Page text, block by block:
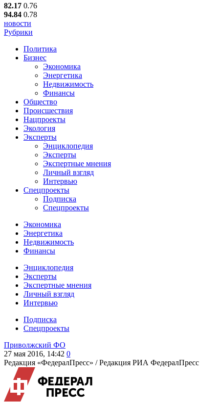
82.17 0.76
94.84 0.78
новости
Рубрики
Политика
Бизнес
Экономика
Энергетика
Недвижимость
Финансы
Общество
Происшествия
Нацпроекты
Экология
Эксперты
Энциклопедия
Эксперты
Экспертные мнения
Личный взгляд
Интервью
Спецпроекты
Подписка
Спецпроекты
Экономика
Энергетика
Недвижимость
Финансы
Энциклопедия
Эксперты
Экспертные мнения
Личный взгляд
Интервью
Подписка
Спецпроекты
Приволжский ФО
27 мая 2016, 14:42 0
Редакция «ФедералПресс» /Редакция РИА ФедералПресс